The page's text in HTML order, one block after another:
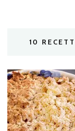
10